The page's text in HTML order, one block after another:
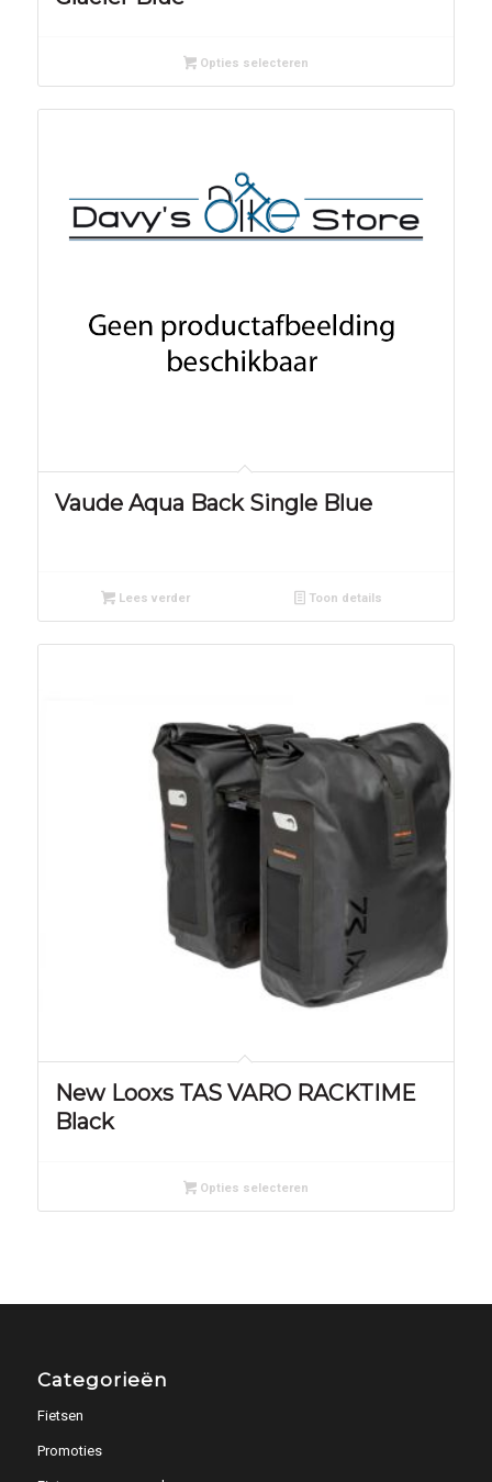
Opties selecteren
Vaude Aqua Back Single Blue
Lees verder Toon details
New Looxs TAS VARO RACKTIME
Black
Opties selecteren
Categorieën
Fietsen
Promoties